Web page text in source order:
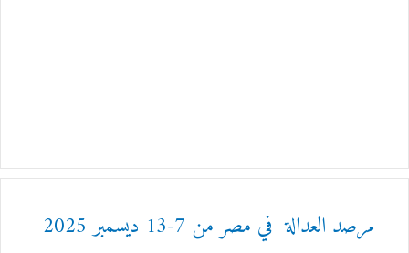
مرصد العدالة في مصر من 7-13 ديسمبر 2025